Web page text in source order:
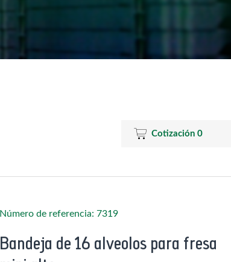
Cotización 0
Número de referencia: 7319
Bandeja de 16 alveolos para fresa